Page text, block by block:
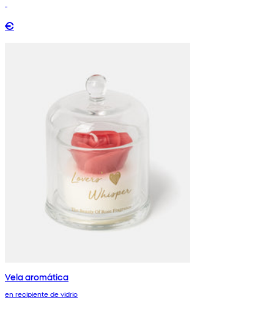
€
Vela aromática
en recipiente de vidrio